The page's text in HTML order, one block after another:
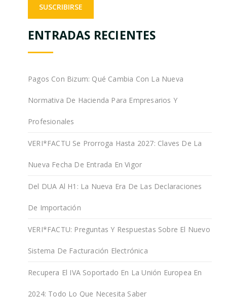
ENTRADAS RECIENTES
Pagos Con Bizum: Qué Cambia Con La Nueva
Normativa De Hacienda Para Empresarios Y
Profesionales
VERI*FACTU Se Prorroga Hasta 2027: Claves De La
Nueva Fecha De Entrada En Vigor
Del DUA Al H1: La Nueva Era De Las Declaraciones
De Importación
VERI*FACTU: Preguntas Y Respuestas Sobre El Nuevo
Sistema De Facturación Electrónica
Recupera El IVA Soportado En La Unión Europea En
2024: Todo Lo Que Necesita Saber